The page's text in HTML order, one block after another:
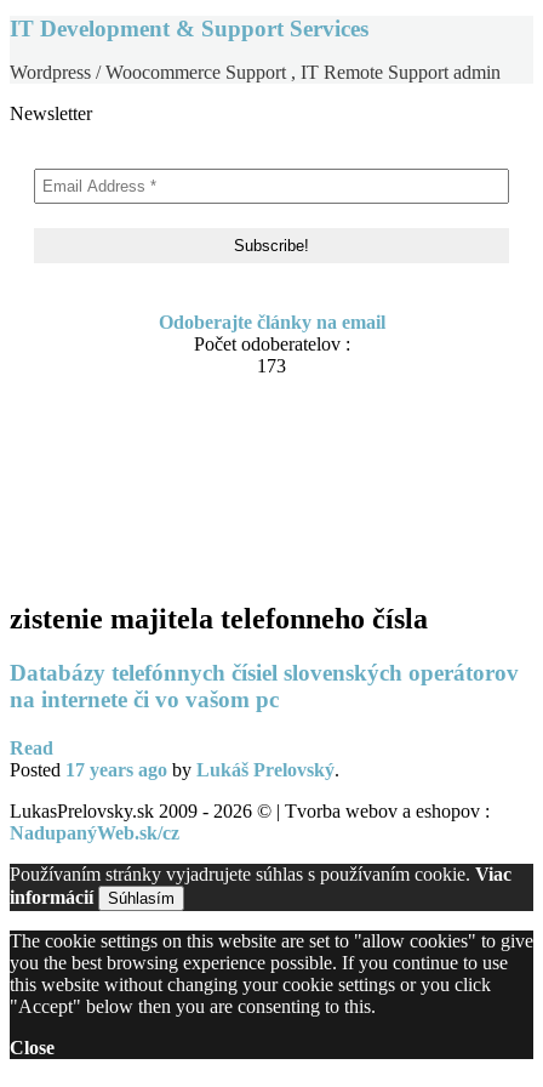
IT Development & Support Services
Wordpress / Woocommerce Support , IT Remote Support admin
Newsletter
Odoberajte články na email
Počet odoberatelov :
173
zistenie majitela telefonneho čísla
Databázy telefónnych čísiel slovenských operátorov
na internete či vo vašom pc
Read
Posted 17 years ago by Lukáš Prelovský.
LukasPrelovsky.sk 2009 - 2026 © | Tvorba webov a eshopov :
NadupanýWeb.sk/cz
Používaním stránky vyjadrujete súhlas s používaním cookie. Viac
informácií
Súhlasím
The cookie settings on this website are set to "allow cookies" to give
you the best browsing experience possible. If you continue to use
this website without changing your cookie settings or you click
"Accept" below then you are consenting to this.
Close